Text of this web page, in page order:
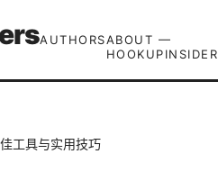
AUTHORSABOUT —
工具与实用技巧